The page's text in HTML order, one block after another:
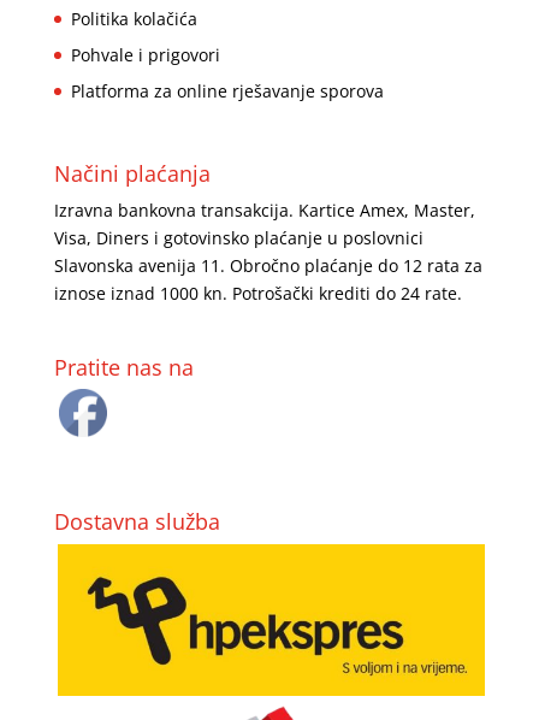
Politika kolačića
Pohvale i prigovori
Platforma za online rješavanje sporova
Načini plaćanja
Izravna bankovna transakcija. Kartice Amex, Master,
Visa, Diners i gotovinsko plaćanje u poslovnici
Slavonska avenija 11. Obročno plaćanje do 12 rata za
iznose iznad 1000 kn. Potrošački krediti do 24 rate.
Pratite nas na
Dostavna služba